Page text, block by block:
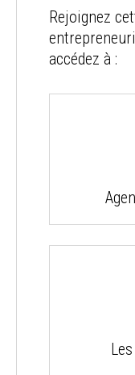
Rejoignez
accédez à :